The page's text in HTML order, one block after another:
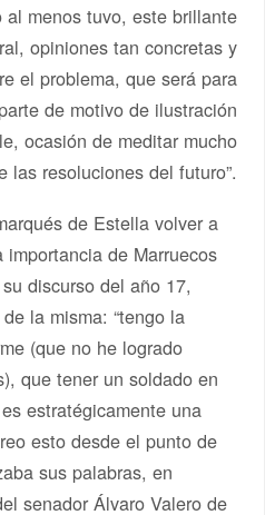
al menos tuvo, este brillante
opiniones tan concretas y
el problema, que será para
de motivo de ilustración
ocasión de meditar mucho
las resoluciones del futuro”.
de Estella volver a
de Marruecos
discurso del año 17,
la misma: “tengo la
(que no he logrado
que tener un soldado en
estratégicamente una
esto desde el punto de
sus palabras, en
senador Álvaro Valero de